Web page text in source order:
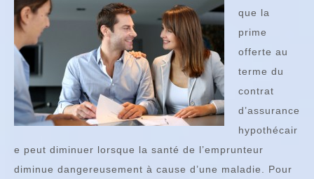
que la
prime
offerte au
terme du
contrat
d’assurance
hypothécair
e peut diminuer lorsque la santé de l’emprunteur
diminue dangereusement à cause d’une maladie. Pour